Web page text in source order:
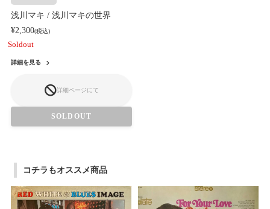
浅川マキ / 浅川マキの世界
¥2,300(税込)
Soldout
詳細を見る
詳細ページにて
SOLDOUT
コチラもオススメ商品